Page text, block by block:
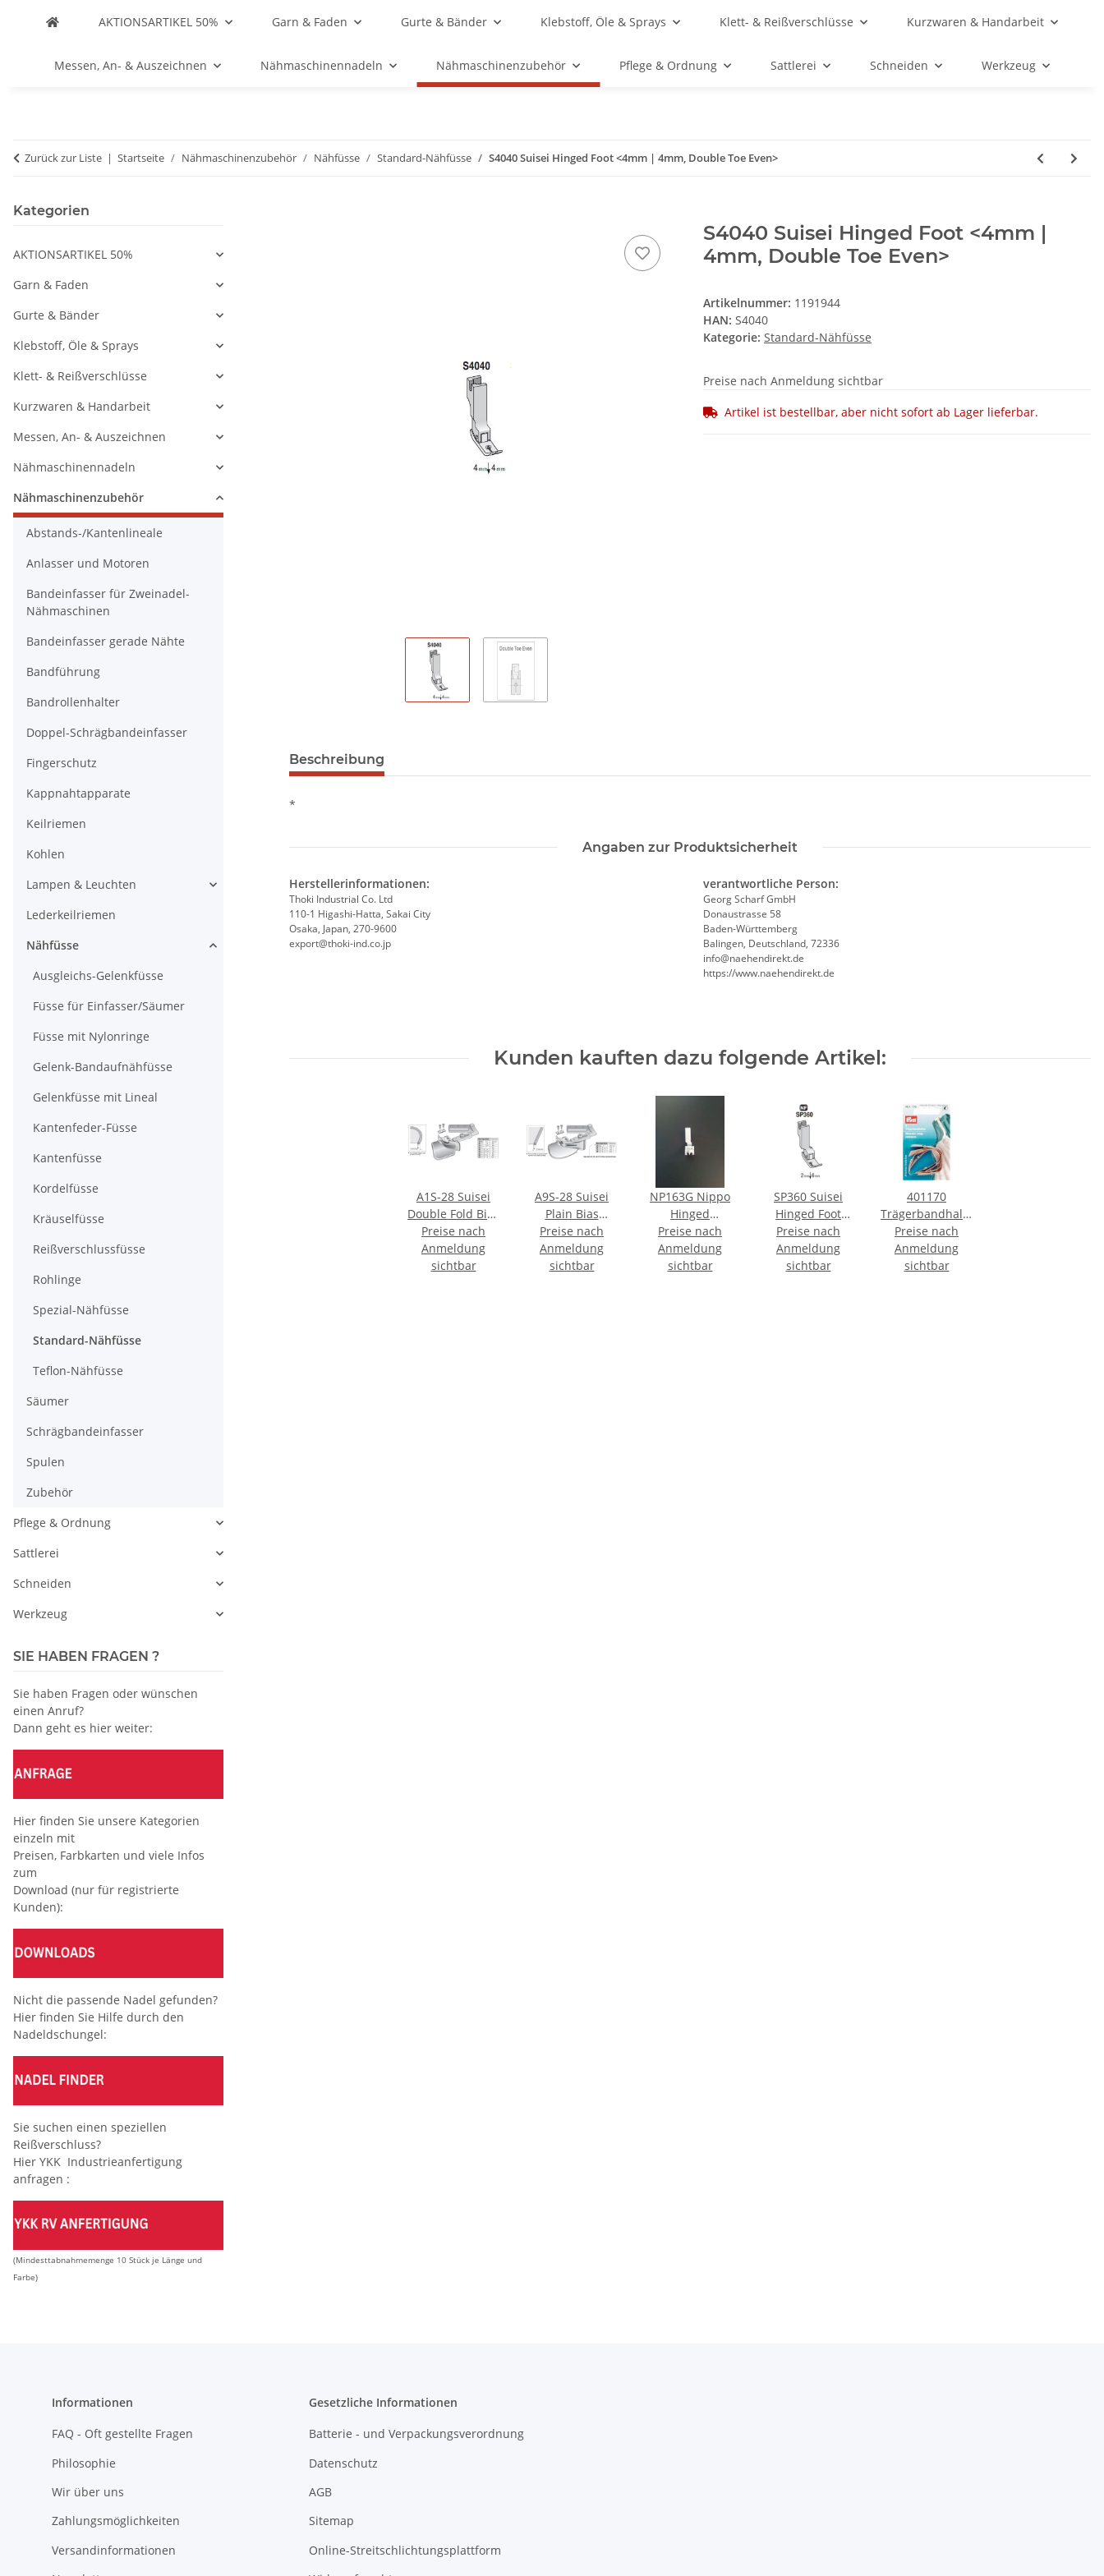
AKTIONSARTIKEL 50% Garn & Faden Gurte & Bänder Klebstoff, Öle & Sprays Klett- & Reißverschlüsse Kurzwaren & Handarbeit
Messen, An- & Auszeichnen Nähmaschinennadeln Nähmaschinenzubehör Pflege & Ordnung Sattlerei Schneiden Werkzeug
Zurück zur Liste Startseite Nähmaschinenzubehör Nähfüsse Standard-Nähfüsse S4040 Suisei Hinged Foot <4mm | 4mm, Double Toe Even>
S4040 Suisei Hinged Foot <4mm |
4mm, Double Toe Even>
Artikelnummer: 1191944
HAN: S4040
Kategorie: Standard-Nähfüsse
Preise nach Anmeldung sichtbar
Artikel ist bestellbar, aber nicht sofort ab Lager lieferbar.
Beschreibung
*
Angaben zur Produktsicherheit
Herstellerinformationen:
Thoki Industrial Co. Ltd
110-1 Higashi-Hatta, Sakai City
Osaka, Japan, 270-9600
export@thoki-ind.co.jp
verantwortliche Person:
Georg Scharf GmbH
Donaustrasse 58
Baden-Württemberg
Balingen, Deutschland, 72336
info@naehendirekt.de
https://www.naehendirekt.de
Kunden kauften dazu folgende Artikel:
A1S-28 Suisei
Double Fold Bias
Binder
Preise nach
Anmeldung
sichtbar
A9S-28 Suisei
Plain Bias
Binder
Preise nach
Anmeldung
sichtbar
NP163G Nippo
Hinged
Concealed
Zipper Foot
(STEEL)
Preise nach
Anmeldung
sichtbar
SP360 Suisei
Hinged Foot
<2mm | 6mm>
Preise nach
Anmeldung
sichtbar
401170
Trägerbandhalter
haut - KTE á 4
ST
Preise nach
Anmeldung
sichtbar
Kategorien
AKTIONSARTIKEL 50%
Garn & Faden
Gurte & Bänder
Klebstoff, Öle & Sprays
Klett- & Reißverschlüsse
Kurzwaren & Handarbeit
Messen, An- & Auszeichnen
Nähmaschinennadeln
Nähmaschinenzubehör
Abstands-/Kantenlineale
Anlasser und Motoren
Bandeinfasser für Zweinadel-
Nähmaschinen
Bandeinfasser gerade Nähte
Bandführung
Bandrollenhalter
Doppel-Schrägbandeinfasser
Fingerschutz
Kappnahtapparate
Keilriemen
Kohlen
Lampen & Leuchten
Lederkeilriemen
Nähfüsse
Ausgleichs-Gelenkfüsse
Füsse für Einfasser/Säumer
Füsse mit Nylonringe
Gelenk-Bandaufnähfüsse
Gelenkfüsse mit Lineal
Kantenfeder-Füsse
Kantenfüsse
Kordelfüsse
Kräuselfüsse
Reißverschlussfüsse
Rohlinge
Spezial-Nähfüsse
Standard-Nähfüsse
Teflon-Nähfüsse
Säumer
Schrägbandeinfasser
Spulen
Zubehör
Pflege & Ordnung
Sattlerei
Schneiden
Werkzeug
SIE HABEN FRAGEN ?
Sie haben Fragen oder wünschen
einen Anruf?
Dann geht es hier weiter:
Hier finden Sie unsere Kategorien
einzeln mit
Preisen, Farbkarten und viele Infos
zum
Download (nur für registrierte
Kunden):
Nicht die passende Nadel gefunden?
Hier finden Sie Hilfe durch den
Nadeldschungel:
Sie suchen einen speziellen
Reißverschluss?
Hier YKK Industrieanfertigung
anfragen :
(Mindesttabnahmemenge 10 Stück je Länge und
Farbe)
Informationen
FAQ - Oft gestellte Fragen
Philosophie
Wir über uns
Zahlungsmöglichkeiten
Versandinformationen
Gesetzliche Informationen
Batterie - und Verpackungsverordnung
Datenschutz
AGB
Sitemap
Online-Streitschlichtungsplattform